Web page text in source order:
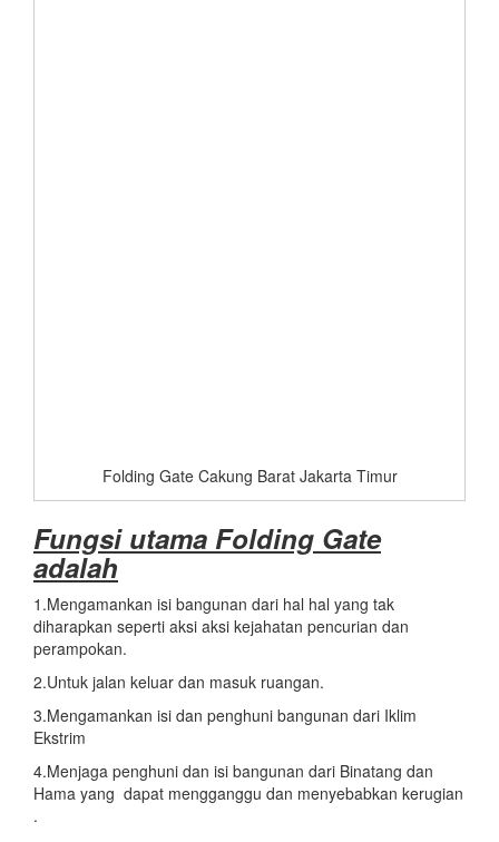
Folding Gate Cakung Barat Jakarta Timur
Fungsi utama Folding Gate
adalah
1.Mengamankan isi bangunan dari hal hal yang tak
diharapkan seperti aksi aksi kejahatan pencurian dan
perampokan.
2.Untuk jalan keluar dan masuk ruangan.
3.Mengamankan isi dan penghuni bangunan dari Iklim
Ekstrim
4.Menjaga penghuni dan isi bangunan dari Binatang dan
Hama yang dapat mengganggu dan menyebabkan kerugian
.